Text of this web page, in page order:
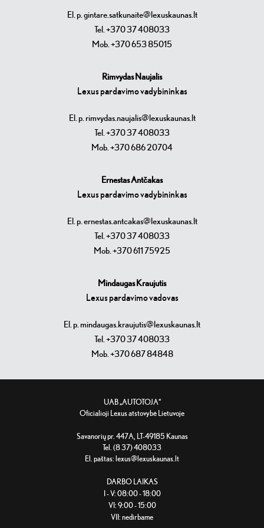
El. p. gintare.satkunaite@lexuskaunas.lt
Tel. +370 37 408033
Mob. +370 653 85015
Rimvydas Naujalis
Lexus pardavimo vadybininkas
El. p. rimvydas.naujalis@lexuskaunas.lt
Tel. +370 37 408033
Mob. +370 686 20704
Ernestas Antčakas
Lexus pardavimo vadybininkas
El. p. ernestas.antcakas@lexuskaunas.lt
Tel. +370 37 408033
Mob. +370 611 75925
Mindaugas Kraujutis
Lexus pardavimo vadovas
El. p. mindaugas.kraujutis@lexuskaunas.lt
Tel. +370 37 408033
Mob. +370 687 84848
UAB „AUTOTOJA“
Oficialioji Lexus atstovybė Lietuvoje
Savanorių pr. 447A, LT-49185 Kaunas
Tel. (8 37) 408033
El. paštas: lexus@lexuskaunas.lt
DARBO LAIKAS
I - V: 08:00 - 18:00
VI: 9:00 - 15:00
VII: nedirbame